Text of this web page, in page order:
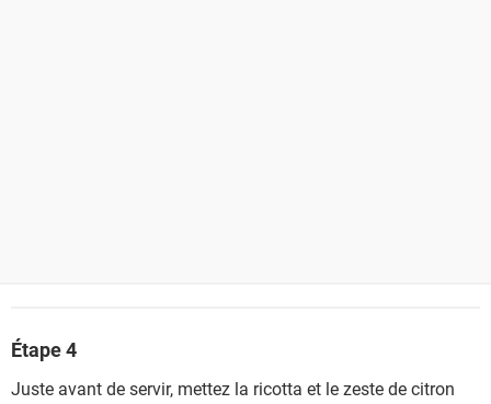
Étape 4
Juste avant de servir, mettez la ricotta et le zeste de citron